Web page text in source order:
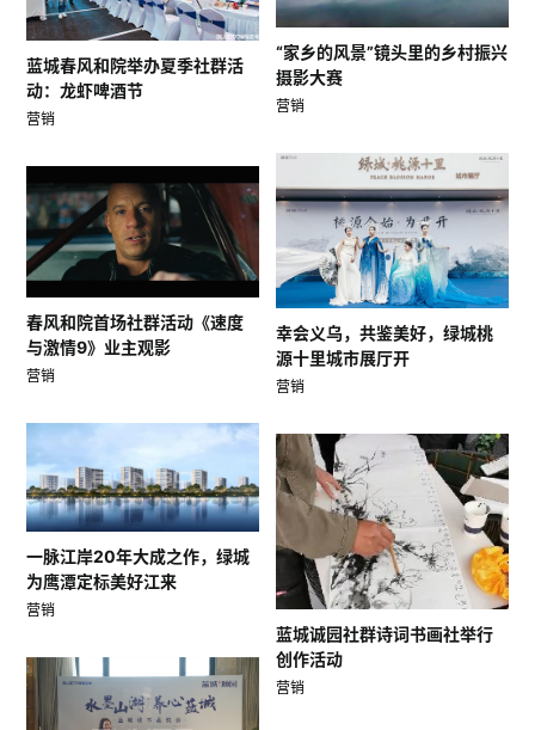
“家乡的风景”镜头里的乡村振兴
摄影大赛
营销
蓝城春风和院举办夏季社群活
动：龙虾啤酒节
营销
幸会义乌，共鉴美好，绿城桃
源十里城市展厅开
营销
春风和院首场社群活动《速度
与激情9》业主观影
营销
一脉江岸20年大成之作，绿城
为鹰潭定标美好江来
营销
蓝城诚园社群诗词书画社举行
创作活动
营销